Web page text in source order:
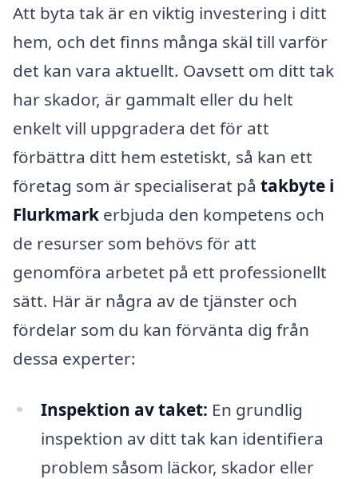
Att byta tak är en viktig investering i ditt
hem, och det finns många skäl till varför
det kan vara aktuellt. Oavsett om ditt tak
har skador, är gammalt eller du helt
enkelt vill uppgradera det för att
förbättra ditt hem estetiskt, så kan ett
företag som är specialiserat på takbyte i
Flurkmark erbjuda den kompetens och
de resurser som behövs för att
genomföra arbetet på ett professionellt
sätt. Här är några av de tjänster och
fördelar som du kan förvänta dig från
dessa experter:
Inspektion av taket: En grundlig
inspektion av ditt tak kan identifiera
problem såsom läckor, skador eller